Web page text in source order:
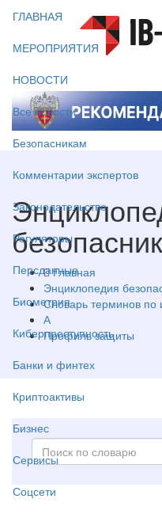
ГЛАВНАЯ
МЕРОПРИЯТИЯ
НОВОСТИ
Все новости
Безопасникам
Комментарии экспертов
Законодательство
Регуляторы
Персданные
Биометрия
Киберпреступность
Банки и финтех
Криптоактивы
Бизнес
Сервисы
Соцсети
Главная
Энциклопедия
Словарь терминов по
А
Профиль защиты